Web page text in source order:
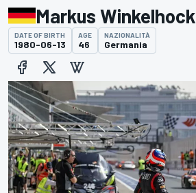
Markus Winkelhock
DATE OF BIRTH
1980-06-13
AGE
46
NAZIONALITÀ
Germania